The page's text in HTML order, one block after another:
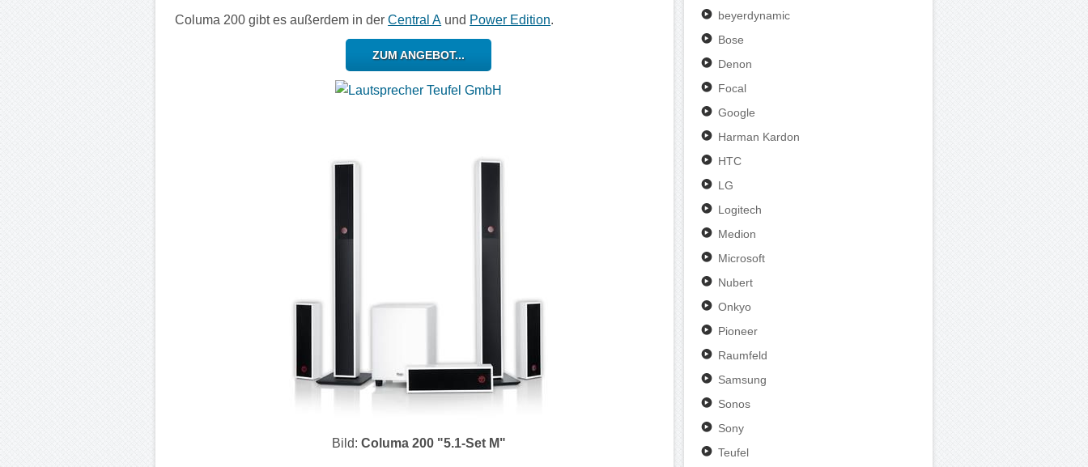
Columa 200 gibt es außerdem in derCentral A und Power Edition.
ZUM ANGEBOT...
Bild: Columa 200 "5.1-Set M"
beyerdynamic
Bose
Denon
Focal
Google
Harman Kardon
HTC
LG
Logitech
Medion
Microsoft
Nubert
Onkyo
Pioneer
Raumfeld
Samsung
Sonos
Sony
Teufel